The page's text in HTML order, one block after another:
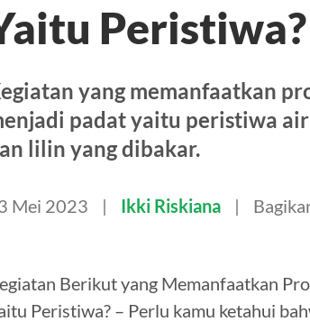
Peristiwa?
yang memanfaatkan
padat yaitu peristiwa
lilin yang dibakar.
Mei 2023 Ikki Riskiana
Berikut yang Memanfaatkan
Peristiwa? – Perlu kamu ketahui